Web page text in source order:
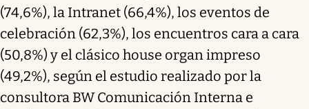
(74,6%), la Intranet (66,4%), los eventos de
celebración (62,3%), los encuentros cara a cara
(50,8%) y el clásico house organ impreso
(49,2%), según el estudio realizado por la
consultora BW Comunicación Interna e